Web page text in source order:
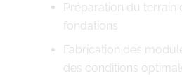
Préparation du terrain
fondations
Fabrication des
des conditions